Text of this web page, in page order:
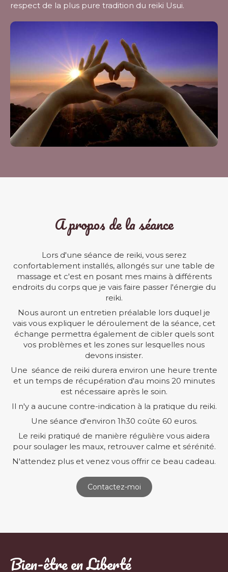
respect de la plus pure tradition du reiki Usui.
A propos de la séance
Lors d'une séance de reiki, vous serez
confortablement installés, allongés sur une table de
massage et c'est en posant mes mains à différents
endroits du corps que je vais faire passer l'énergie du
reiki.
Nous auront un entretien préalable lors duquel je
vais vous expliquer le déroulement de la séance, cet
échange permettra également de cibler quels sont
vos problèmes et les zones sur lesquelles nous
devons insister.
Une séance de reiki durera environ une heure trente
et un temps de récupération d'au moins 20 minutes
est nécessaire après le soin.
Il n'y a aucune contre-indication à la pratique du reiki.
Une séance d'environ 1h30 coûte 60 euros.
Le reiki pratiqué de manière régulière vous aidera
pour soulager les maux, retrouver calme et sérénité.
N'attendez plus et venez vous offrir ce beau cadeau.
Contactez-moi
Bien-être en Liberté